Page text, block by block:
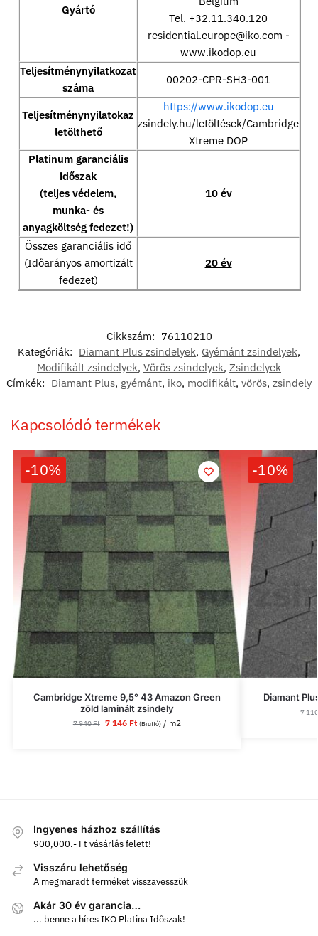
Gyártó
Tel. +32.11.340.120
residential.europe@iko.com -
www.ikodop.eu
Teljesítménynyilatkozat
száma
00202-CPR-SH3-001
Teljesítménynyilatokaz
letölthető
https://www.ikodop.eu
zsindely.hu/letöltések/Cambridge
Xtreme DOP
Platinum garanciális
időszak
(teljes védelem,
munka- és
anyagköltség fedezet!)
10 év
Összes garanciális idő
(Időarányos amortizált
fedezet)
20 év
Cikkszám: 76110210
Kategóriák: Diamant Plus zsindelyek, Gyémánt zsindelyek,
Modifikált zsindelyek, Vörös zsindelyek, Zsindelyek
Címkék: Diamant Plus, gyémánt, iko, modifikált, vörös, zsindely
Kapcsolódó termékek
-10%
Cambridge Xtreme 9,5° 43 Amazon Green
zöld laminált zsindely
7 940Ft 7 146 Ft (Bruttó)/ m2
-10%
Diamant
7
Ingyenes házhoz szállítás
900,000.- Ft vásárlás felett!
Visszáru lehetőség
A megmaradt terméket visszavesszük
Akár 30 év garancia…
... benne a híres IKO Platina Időszak!